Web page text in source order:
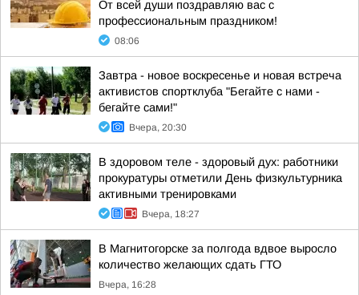
От всей души поздравляю вас с
профессиональным праздником!
08:06
Завтра - новое воскресенье и новая встреча
активистов спортклуба "Бегайте с нами -
бегайте сами!"
Вчера, 20:30
В здоровом теле - здоровый дух: работники
прокуратуры отметили День физкультурника
активными тренировками
Вчера, 18:27
В Магнитогорске за полгода вдвое выросло
количество желающих сдать ГТО
Вчера, 16:28